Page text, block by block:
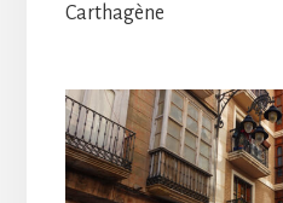
Carthagène